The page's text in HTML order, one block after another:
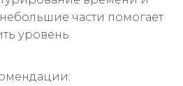
части помогает
уровень